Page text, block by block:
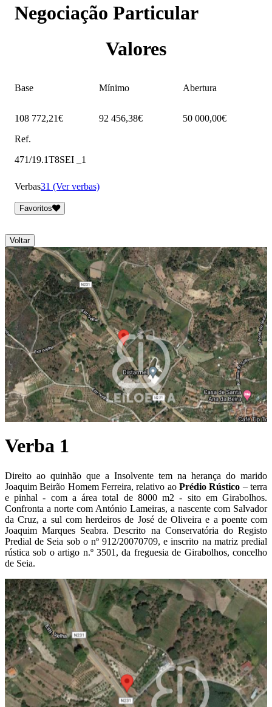
Negociação Particular
Valores
Base Mínimo Abertura
108 772,21€ 92 456,38€
50 000,00€
Ref.
471/19.1T8SEI _1
Verbas31 (Ver verbas)
Favoritos
Voltar
Verba 1
Direito ao quinhão que a Insolvente tem na herança do marido
Joaquim Beirão Homem Ferreira, relativo ao Prédio Rústico – terra
e pinhal - com a área total de 8000 m2 - sito em Girabolhos.
Confronta a norte com António Lameiras, a nascente com Salvador
da Cruz, a sul com herdeiros de José de Oliveira e a poente com
Joaquim Marques Seabra. Descrito na Conservatória do Registo
Predial de Seia sob o nº 912/20070709, e inscrito na matriz predial
rústica sob o artigo n.º 3501, da freguesia de Girabolhos, concelho
de Seia.